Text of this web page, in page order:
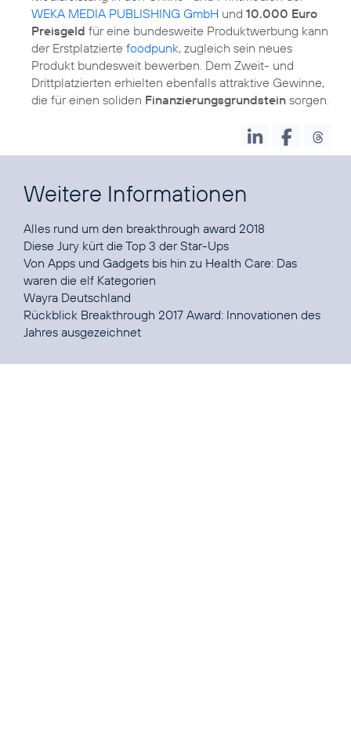
WEKA MEDIA PUBLISHING GmbH und 10.000 Euro
Preisgeld für eine bundesweite Produktwerbung kann
der Erstplatzierte foodpunk, zugleich sein neues
Produkt bundesweit bewerben. Dem Zweit- und
Drittplatzierten erhielten ebenfalls attraktive Gewinne,
die für einen soliden Finanzierungsgrundstein sorgen.
Weitere Informationen
Alles rund um den breakthrough award 2018
Diese Jury kürt die Top 3 der Star-Ups
Von Apps und Gadgets bis hin zu Health Care: Das
waren die elf Kategorien
Wayra Deutschland
Rückblick Breakthrough 2017 Award: Innovationen des
Jahres ausgezeichnet